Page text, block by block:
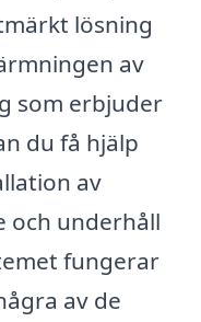
lösning
av
som erbjuder
du få hjälp
av
och underhåll
fungerar
av de